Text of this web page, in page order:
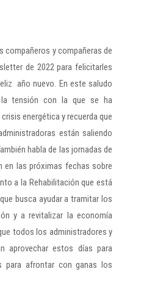
compañeros y compañeras de
de 2022 para felicitarles
año nuevo. En este saludo
la tensión con la que se ha
energética y recuerda que
están saliendo
habla de las jornadas de
en las próximas fechas sobre
a la Rehabilitación que está
busca ayudar a tramitar los
y a revitalizar la economía
todos los administradores y
aprovechar estos días para
para afrontar con ganas los